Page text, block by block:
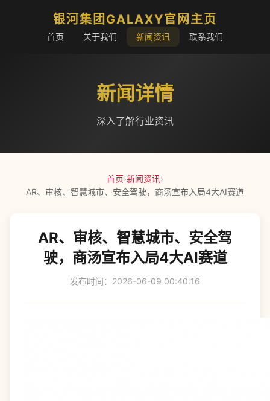
银河集团GALAXY官网主页
首页 关于我们 新闻资讯 联系我们
新闻详情
深入了解行业资讯
首页›新闻资讯›
AR、审核、智慧城市、安全驾驶，商汤宣布入局4大AI赛道
AR、审核、智慧城市、安全驾
驶，商汤宣布入局4大AI赛道
发布时间：2026-06-09 00:40:16